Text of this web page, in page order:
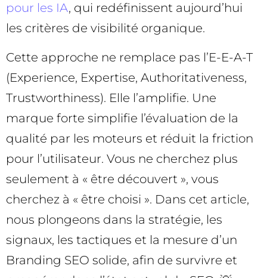
pour les IA, qui redéfinissent aujourd’hui
les critères de visibilité organique.
Cette approche ne remplace pas l’E-E-A-T
(Experience, Expertise, Authoritativeness,
Trustworthiness). Elle l’amplifie. Une
marque forte simplifie l’évaluation de la
qualité par les moteurs et réduit la friction
pour l’utilisateur. Vous ne cherchez plus
seulement à « être découvert », vous
cherchez à « être choisi ». Dans cet article,
nous plongeons dans la stratégie, les
signaux, les tactiques et la mesure d’un
Branding SEO solide, afin de survivre et